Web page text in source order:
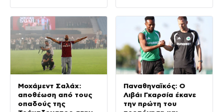
Μοχάμεντ Σαλάχ:
αποθέωση από τους
οπαδούς της
Παναθηναϊκός: Ο
Λιβάι Γκαρσία έκανε
την πρώτη του